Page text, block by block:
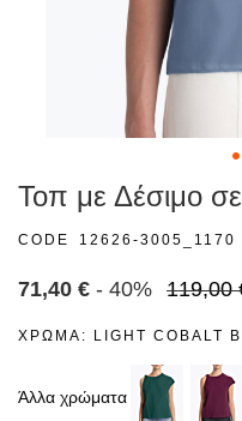
Τοπ με Δέσιμο
CODE 12626-3005_1170
119,00
- 40%
71,40 €
ΧΡΩΜΑ: LIGHT COBALT
Άλλα χρώματα
Μετάβαση
στην
αρχή
συλλογής
εικόνων